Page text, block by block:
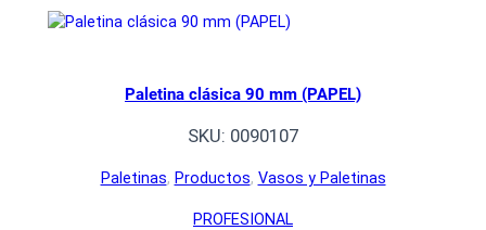
Paletina clásica 90 mm (PAPEL)
SKU: 0090107
Paletinas, Productos, Vasos y Paletinas
PROFESIONAL